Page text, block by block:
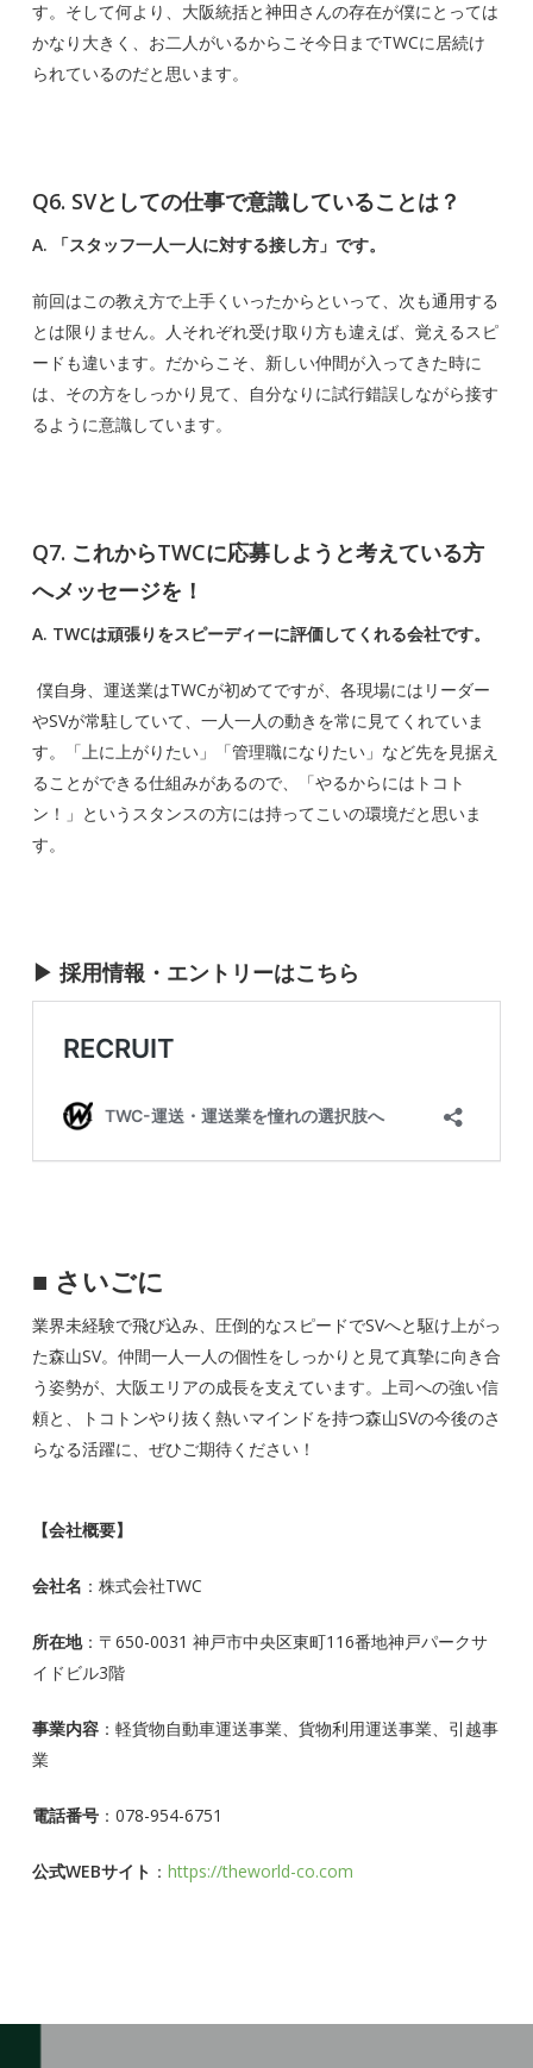
す。そして何より、大阪統括と神田さんの存在が僕にとっては
かなり大きく、お二人がいるからこそ今日までTWCに居続け
られているのだと思います。
Q6. SVとしての仕事で意識していることは？
A. 「スタッフ一人一人に対する接し方」です。
前回はこの教え方で上手くいったからといって、次も通用する
とは限りません。人それぞれ受け取り方も違えば、覚えるスピ
ードも違います。だからこそ、新しい仲間が入ってきた時に
は、その方をしっかり見て、自分なりに試行錯誤しながら接す
るように意識しています。
Q7. これからTWCに応募しようと考えている方
へメッセージを！
A. TWCは頑張りをスピーディーに評価してくれる会社です。
僕自身、運送業はTWCが初めてですが、各現場にはリーダー
やSVが常駐していて、一人一人の動きを常に見てくれていま
す。「上に上がりたい」「管理職になりたい」など先を見据え
ることができる仕組みがあるので、「やるからにはトコト
ン！」というスタンスの方には持ってこいの環境だと思いま
す。
▶ 採用情報・エントリーはこちら
■ さいごに
業界未経験で飛び込み、圧倒的なスピードでSVへと駆け上がっ
た森山SV。仲間一人一人の個性をしっかりと見て真摯に向き合
う姿勢が、大阪エリアの成長を支えています。上司への強い信
頼と、トコトンやり抜く熱いマインドを持つ森山SVの今後のさ
らなる活躍に、ぜひご期待ください！
【会社概要】
会社名 ：株式会社TWC
所在地：〒650-0031 神戸市中央区東町116番地神戸パークサ
イドビル3階
事業内容：軽貨物自動車運送事業、貨物利用運送事業、引越事
業
電話番号：078-954-6751
公式WEBサイト ： https://theworld-co.com